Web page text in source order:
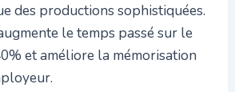
des productions sophistiquées.
le temps passé sur le
et améliore la mémorisation